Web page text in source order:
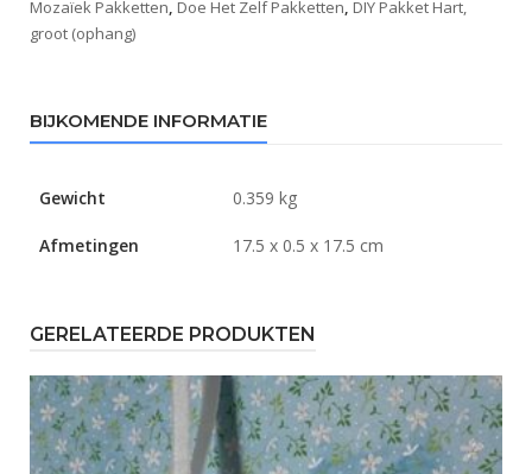
Mozaïek Pakketten, Doe Het Zelf Pakketten, DIY Pakket Hart,
groot (ophang)
BIJKOMENDE INFORMATIE
Gewicht 0.359 kg
Afmetingen 17.5 x 0.5 x 17.5 cm
GERELATEERDE PRODUKTEN